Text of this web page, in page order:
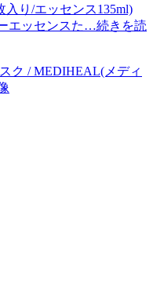
入り/エッセンス135ml)
エッセンスた…続きを読